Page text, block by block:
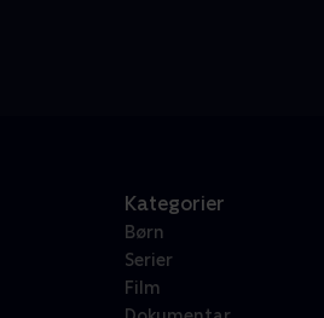
Kategorier
Børn
Serier
Film